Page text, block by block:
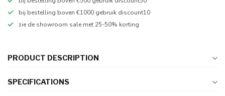
bij bestelling boven €1000 gebruik discount10
zie de showroom sale met 25-50% korting
PRODUCT DESCRIPTION
SPECIFICATIONS